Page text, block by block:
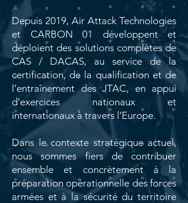
Depuis 2019, Air Attack Technologies
et CARBON 01 développent et
déploient des solutions complètes de
CAS / DACAS, au service de la
certification, de la qualification et de
l’entraînement des JTAC, en appui
d’exercices nationaux et
internationaux à travers l’Europe.
Dans le contexte stratégique actuel,
nous sommes fiers de contribuer
ensemble et concrètement à la
préparation opérationnelle des forces
armées et à la sécurité du territoire